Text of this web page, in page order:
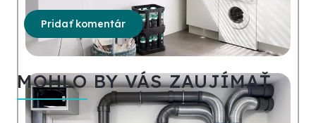
Pridať komentár
MOHLO BY VÁS ZAUJÍMAŤ